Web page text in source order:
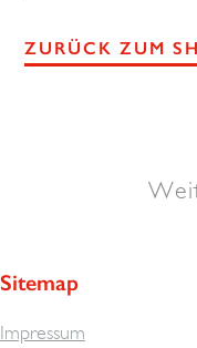
ZURÜCK ZUM
Sitemap
Impressum